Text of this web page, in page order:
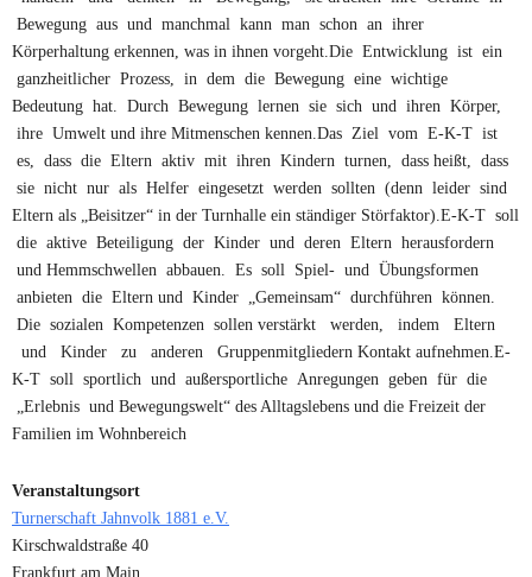
Bewegung aus und manchmal kann man schon an ihrer
Körperhaltung erkennen, was in ihnen vorgeht.Die Entwicklung ist ein
ganzheitlicher Prozess, in dem die Bewegung eine wichtige
Bedeutung hat. Durch Bewegung lernen sie sich und ihren Körper,
ihre Umwelt und ihre Mitmenschen kennen.Das Ziel vom E-K-T ist
es, dass die Eltern aktiv mit ihren Kindern turnen, dass heißt, dass
sie nicht nur als Helfer eingesetzt werden sollten (denn leider sind
Eltern als „Beisitzer“ in der Turnhalle ein ständiger Störfaktor).E-K-T soll
die aktive Beteiligung der Kinder und deren Eltern herausfordern
und Hemmschwellen abbauen. Es soll Spiel- und Übungsformen
anbieten die Eltern und Kinder „Gemeinsam“ durchführen können.
Die sozialen Kompetenzen sollen verstärkt werden, indem Eltern
und Kinder zu anderen Gruppenmitgliedern Kontakt aufnehmen.E-
K-T soll sportlich und außersportliche Anregungen geben für die
„Erlebnis und Bewegungswelt“ des Alltagslebens und die Freizeit der
Familien im Wohnbereich
Veranstaltungsort
Turnerschaft Jahnvolk 1881 e.V.
Kirschwaldstraße 40
Frankfurt am Main